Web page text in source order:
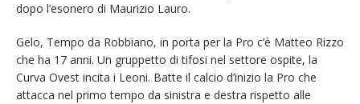
dopo l’esonero di Maurizio Lauro.
Gelo, Tempo da Robbiano, in porta per la Pro c’è Matteo Rizzo
che ha 17 anni. Un gruppetto di tifosi nel settore ospite, la
Curva Ovest incita i Leoni. Batte il calcio d’inizio la Pro che
attacca nel primo tempo da sinistra e destra rispetto alle